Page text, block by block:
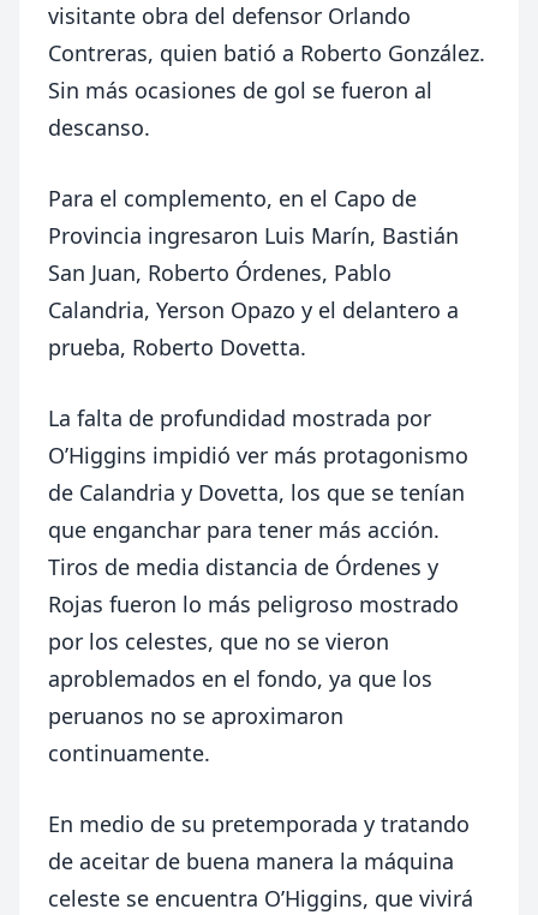
visitante obra del defensor Orlando
Contreras, quien batió a Roberto González.
Sin más ocasiones de gol se fueron al
descanso.
Para el complemento, en el Capo de
Provincia ingresaron Luis Marín, Bastián
San Juan, Roberto Órdenes, Pablo
Calandria, Yerson Opazo y el delantero a
prueba, Roberto Dovetta.
La falta de profundidad mostrada por
O’Higgins impidió ver más protagonismo
de Calandria y Dovetta, los que se tenían
que enganchar para tener más acción.
Tiros de media distancia de Órdenes y
Rojas fueron lo más peligroso mostrado
por los celestes, que no se vieron
aproblemados en el fondo, ya que los
peruanos no se aproximaron
continuamente.
En medio de su pretemporada y tratando
de aceitar de buena manera la máquina
celeste se encuentra O’Higgins, que vivirá